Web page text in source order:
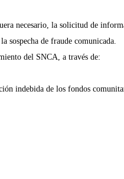
necesario, la solicitud de
sospecha de fraude comunicada.
del SNCA, a través de:
indebida de los fondos